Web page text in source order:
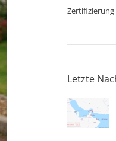
Zertifizierung
Letzte